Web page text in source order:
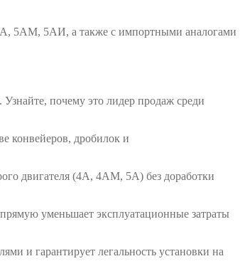
5АМ, 5АИ, а также с импортными аналогами
почему это лидер продаж среди
конвейеров, дробилок и
двигателя (4А, 4АМ, 5А) без доработки
уменьшает эксплуатационные затраты
и гарантирует легальность установки на